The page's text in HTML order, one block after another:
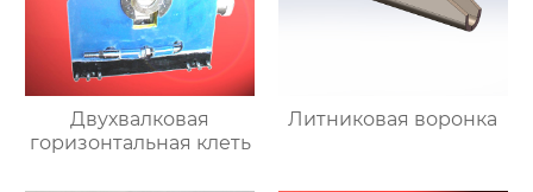
Двухвалковая
горизонтальная клеть
Литниковая воронка